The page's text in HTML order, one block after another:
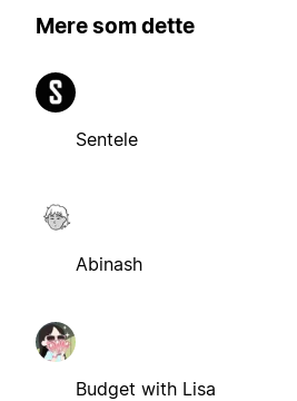
Mere som dette
Sentele
Abinash
Budget with Lisa